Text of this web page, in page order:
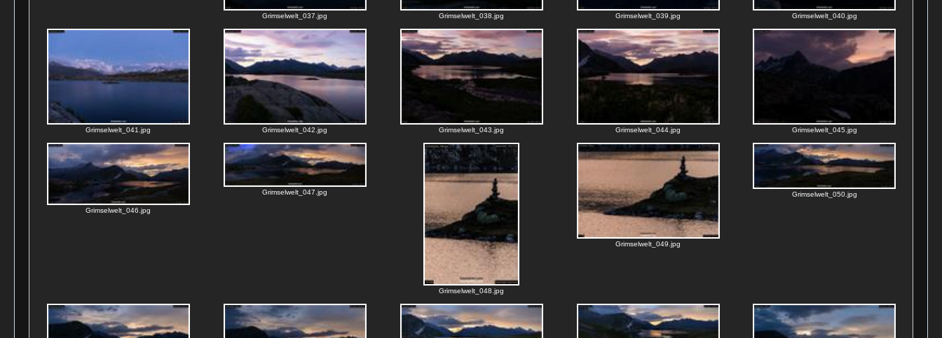
Grimselwelt_037.jpg Grimselwelt_038.jpg Grimselwelt_039.jpg Grimselwelt_040.jpg
Grimselwelt_041.jpg Grimselwelt_042.jpg Grimselwelt_043.jpg Grimselwelt_044.jpg Grimselwelt_045.jpg
Grimselwelt_046.jpg
Grimselwelt_047.jpg
Grimselwelt_048.jpg
Grimselwelt_049.jpg
Grimselwelt_050.jpg